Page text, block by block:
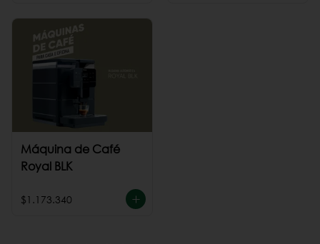
Máquina de Café
Royal BLK
$1.173.340